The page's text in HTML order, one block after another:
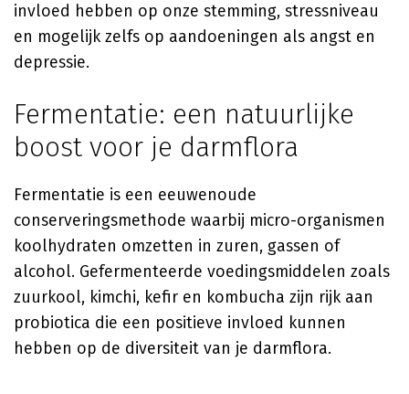
invloed hebben op onze stemming, stressniveau
en mogelijk zelfs op aandoeningen als angst en
depressie.
Fermentatie: een natuurlijke
boost voor je darmflora
Fermentatie is een eeuwenoude
conserveringsmethode waarbij micro-organismen
koolhydraten omzetten in zuren, gassen of
alcohol. Gefermenteerde voedingsmiddelen zoals
zuurkool, kimchi, kefir en kombucha zijn rijk aan
probiotica die een positieve invloed kunnen
hebben op de diversiteit van je darmflora.